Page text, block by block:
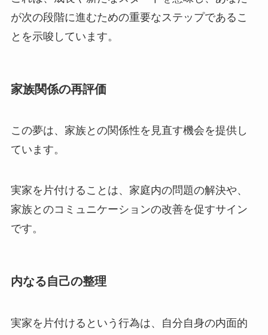
が次の段階に進むための重要なステップであるこ
とを示唆しています。
家族関係の再評価
この夢は、家族との関係性を見直す機会を提供し
ています。
実家を片付けることは、家庭内の問題の解決や、
家族とのコミュニケーションの改善を促すサイン
です。
内なる自己の整理
実家を片付けるという行為は、自分自身の内面的